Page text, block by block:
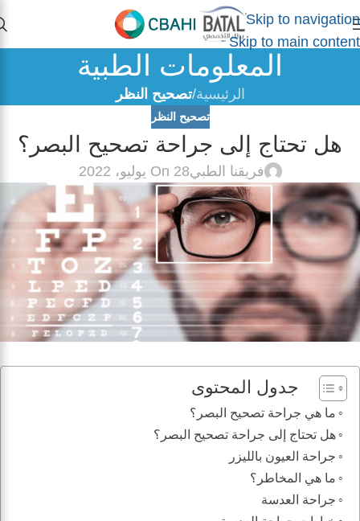
Skip to navigation
Skip to main content
المعلومات الطبية
الرئيسية/تصحيح النظر
تصحيح النظر
هل تحتاج إلى جراحة تصحيح البصر؟
فريقنا الطبيOn 28 يوليو، 2022
جدول المحتوى
ما هي جراحة تصحيح البصر؟
هل تحتاج إلى جراحة تصحيح البصر؟
جراحة العيون بالليزر
ما هي المخاطر؟
جراحة العدسة